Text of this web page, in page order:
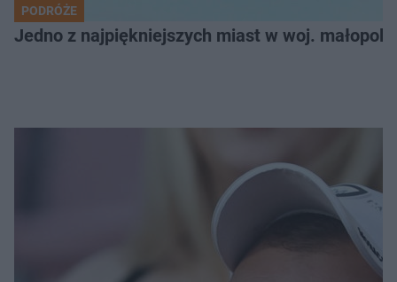
PODRÓŻE
Jedno z najpiękniejszych miast w woj.